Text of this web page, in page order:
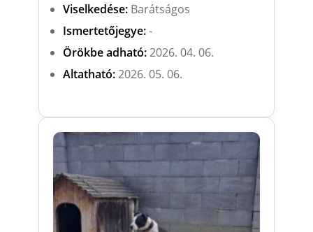
Viselkedése:Barátságos
Ismertetőjegye:-
Örökbe adható:2026. 04. 06.
Altatható:2026. 05. 06.